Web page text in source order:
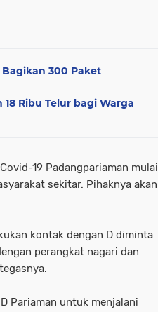
300 Paket
Ribu Telur bagi Warga
19 Padangpariaman mulai
sekitar. Pihaknya akan
kontak dengan D diminta
perangkat nagari dan
Pariaman untuk menjalani